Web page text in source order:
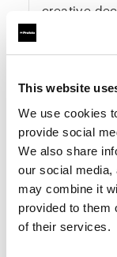
This website
We use cookies
provide social
We also share
our social media,
may combine it
provided to them
of their services.
creative
gives you
One-